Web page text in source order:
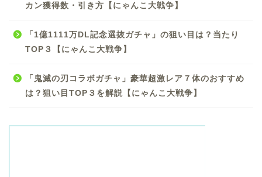
カン獲得数・引き方【にゃんこ大戦争】
「1億1111万DL記念選抜ガチャ」の狙い目は？当たり
TOP３【にゃんこ大戦争】
「鬼滅の刃コラボガチャ」豪華超激レア７体のおすすめ
は？狙い目TOP３を解説【にゃんこ大戦争】